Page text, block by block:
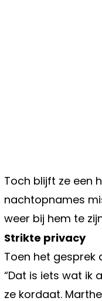
Toch blijft ze een
nachtopnames
weer bij hem te
Strikte privacy
Toen het gesprek
“Dat is iets wat ik
ze kordaat.